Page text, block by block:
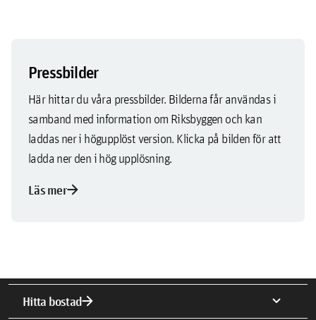
Pressbilder
Här hittar du våra pressbilder. Bilderna får användas i
samband med information om Riksbyggen och kan
laddas ner i högupplöst version. Klicka på bilden för att
ladda ner den i hög upplösning.
Läs merarrow_forward
Hitta bostadarrow_forward expand_more